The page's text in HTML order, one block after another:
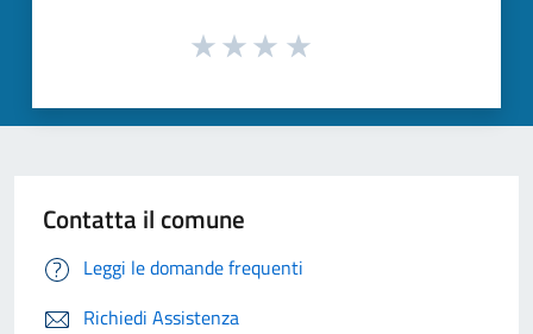
Contatta il comune
Leggi le domande frequenti
Richiedi Assistenza